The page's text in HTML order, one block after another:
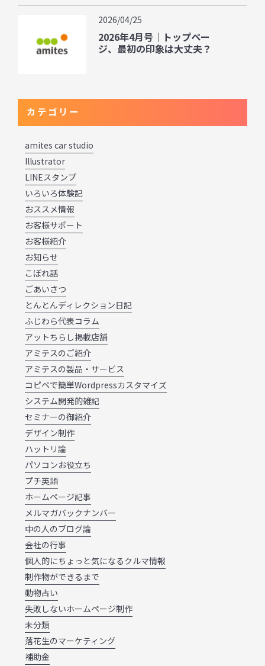
2026/04/25
2026年4月号｜トップペー
ジ、最初の印象は大丈夫？
カテゴリー
amites car studio
Illustrator
LINEスタンプ
いろいろ体験記
おススメ情報
お客様サポート
お客様紹介
お知らせ
こぼれ話
ごあいさつ
とんとんディレクション日記
ふじわら代表コラム
アットちらし掲載店舗
アミテスのご紹介
アミテスの製品・サービス
コピペで簡単Wordpressカスタマイズ
システム開発的雑記
セミナーの御紹介
デザイン制作
ハットリ論
パソコンお役立ち
プチ英語
ホームページ記事
メルマガバックナンバー
中の人のブログ論
会社の行事
個人的にちょっと気になるクルマ情報
制作物ができるまで
動物占い
失敗しないホームページ制作
未分類
落花生のマーケティング
補助金